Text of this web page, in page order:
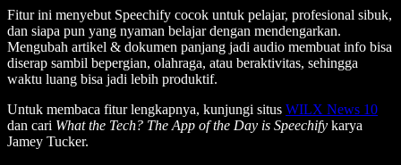
Fitur ini menyebut Speechify cocok untuk pelajar, profesional sibuk,
dan siapa pun yang nyaman belajar dengan mendengarkan.
Mengubah artikel & dokumen panjang jadi audio membuat info bisa
diserap sambil bepergian, olahraga, atau beraktivitas, sehingga
waktu luang bisa jadi lebih produktif.
Untuk membaca fitur lengkapnya, kunjungi situs WILX News 10
dan cari What the Tech? The App of the Day is Speechify karya
Jamey Tucker.